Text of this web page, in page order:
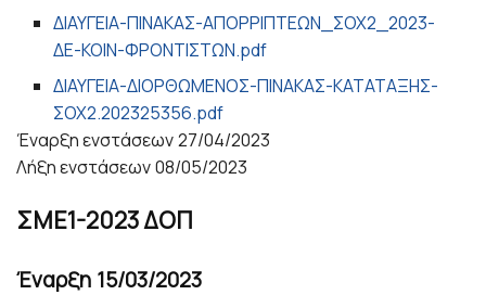
ΔΙΑΥΓΕΙΑ-ΠΙΝΑΚΑΣ-ΑΠΟΡΡΙΠΤΕΩΝ_ΣΟΧ2_2023-
ΔΕ-ΚΟΙΝ-ΦΡΟΝΤΙΣΤΩΝ.pdf
ΔΙΑΥΓΕΙΑ-ΔΙΟΡΘΩΜΕΝΟΣ-ΠΙΝΑΚΑΣ-ΚΑΤΑΤΑΞΗΣ-
ΣΟΧ2.202325356.pdf
Έναρξη ενστάσεων27/04/2023
Λήξη ενστάσεων08/05/2023
ΣΜΕ1-2023 ΔΟΠ
Έναρξη 15/03/2023